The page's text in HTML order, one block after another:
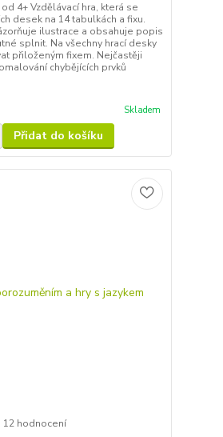
4+ Vzdělávací hra, která se
desek na 14 tabulkách a fixu.
ilustrace a obsahuje popis
splnit. Na všechny hrací desky
přiloženým fixem. Nejčastěji
chybějících prvků
Skladem
Přidat do košíku
12 hodnocení